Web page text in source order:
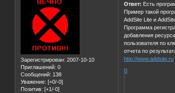
Зарегистрирован: 2007-10-10
Приглашений: 0
Сообщений: 138
Уважение: [+0/-0]
Позитив: [+1/-0]
Ответ: Есть
Пример такой
AddSite Lite и
Программа
добавления
пользователя по
отчета по
http://www.addsite.ru
0